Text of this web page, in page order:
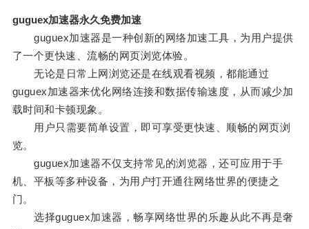
guguex加速器永久免费加速
guguex加速器是一种创新的网络加速工具，为用户提供
了一个更快速、流畅的网页浏览体验。
无论是日常上网浏览还是在线观看视频，都能通过
guguex加速器来优化网络连接和数据传输速度，从而减少加
载时间和卡顿现象。
用户只需要简单设置，即可享受更快速、顺畅的网页浏
览。
guguex加速器不仅支持常见的浏览器，还可应用于手
机、平板等多种设备，为用户打开通往网络世界的便捷之
门。
选择guguex加速器，畅享网络世界的乐趣从此不再是奢